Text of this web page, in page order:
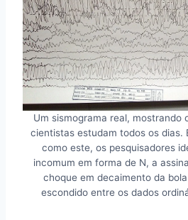
Um sismograma real, mostrando
cientistas estudam todos os dias.
como este, os pesquisadores
incomum em forma de N, a
choque em decaimento da
escondido entre os dados